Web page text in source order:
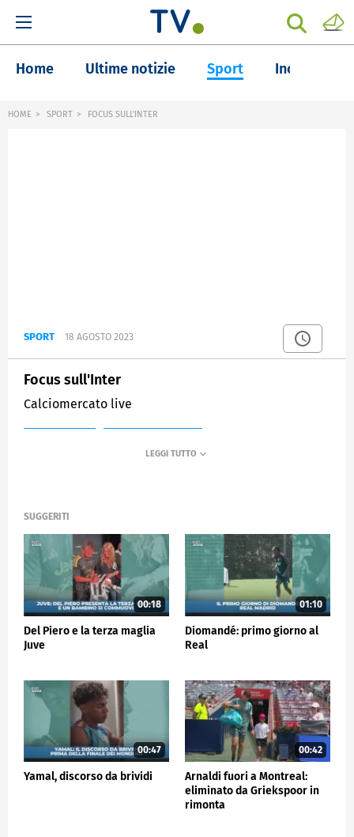
Home Ultime notizie Sport Inchieste
HOME SPORT FOCUS SULL'INTER
SPORT 18 AGOSTO 2023
Focus sull'Inter
Calciomercato live
SUGGERITI
00:18
Del Piero e la terza maglia
Juve
01:10
Diomandé: primo giorno al
Real
00:47
Yamal, discorso da brividi
00:42
Arnaldi fuori a Montreal:
eliminato da Griekspoor in
rimonta